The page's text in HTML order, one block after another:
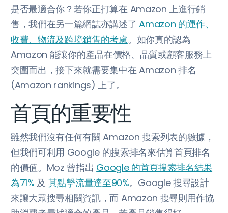
是否最適合你？若你正打算在 Amazon 上進行銷
售，我們在另一篇網誌亦講述了Amazon 的運作、
收費、物流及跨境銷售的考慮。如你真的認為
Amazon 能讓你的產品在價格、品質或顧客服務上
突圍而出，接下來就需要集中在 Amazon 排名
(Amazon rankings) 上了。
首頁的重要性
雖然我們沒有任何有關 Amazon 搜索列表的數據，
但我們可利用 Google 的搜索排名來估算首頁排名
的價值。Moz 曾指出 Google 的首頁搜索排名結果
為71% 及 其點擊流量達至90%。Google 搜尋設計
來讓大眾搜尋相關資訊，而 Amazon 搜尋則用作協